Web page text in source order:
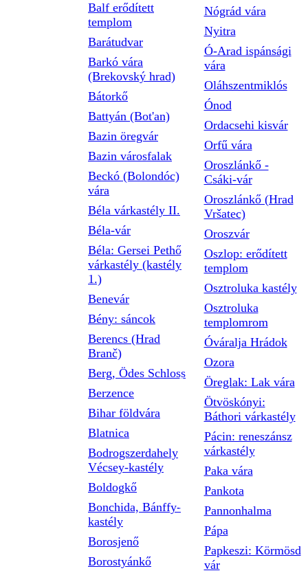
Balf erődített
templom
Barátudvar
Barkó vára
(Brekovský hrad)
Bátorkő
Battyán (Bot'an)
Bazin öregvár
Bazin városfalak
Beckó (Bolondóc)
vára
Béla várkastély II.
Béla-vár
Béla: Gersei Pethő
várkastély (kastély
1.)
Benevár
Bény: sáncok
Berencs (Hrad
Branč)
Berg, Ödes Schloss
Berzence
Bihar földvára
Blatnica
Bodrogszerdahely
Vécsey-kastély
Boldogkő
Bonchida, Bánffy-
kastély
Borosjenő
Borostyánkő
Nógrád vára
Nyitra
Ó-Arad ispánsági
vára
Oláhszentmiklós
Ónod
Ordacsehi kisvár
Orfű vára
Oroszlánkő -
Csáki-vár
Oroszlánkő (Hrad
Vršatec)
Oroszvár
Oszlop: erődített
templom
Osztroluka kastély
Osztroluka
templomrom
Óváralja Hrádok
Ozora
Öreglak: Lak vára
Ötvöskónyi:
Báthori várkastély
Pácin: reneszánsz
várkastély
Paka vára
Pankota
Pannonhalma
Pápa
Papkeszi: Körmösd
vár